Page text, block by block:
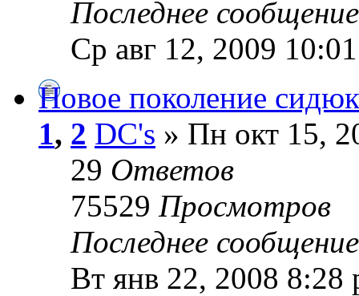
Последнее
Ср авг 12, 2009
Новое поколение
1, 2 DC's » Пн окт 15,
29 Ответов
75529 Просмотров
Последнее
Вт янв 22, 2008 8:28